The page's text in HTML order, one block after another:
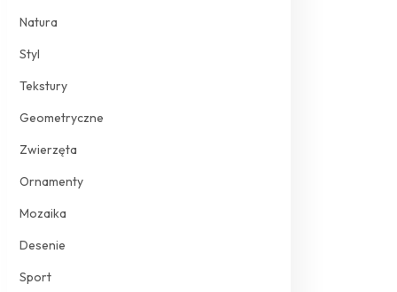
Natura
Styl
Tekstury
Geometryczne
Zwierzęta
Ornamenty
Mozaika
Desenie
Sport